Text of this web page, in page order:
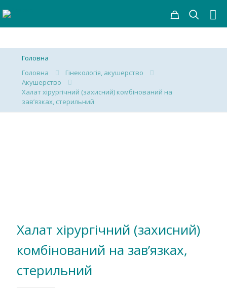
Головна
Головна
Гінекологія, акушерство
Акушерство
Халат хірургічний (захисний) комбінований на
зав’язках, стерильний
Халат хірургічний (захисний)
комбінований на зав’язках,
стерильний